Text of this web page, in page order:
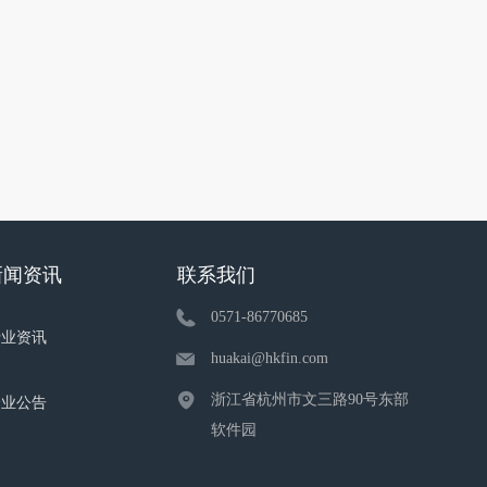
闻资讯
资讯
公告
0571-86770685
huakai@hkfin.com
浙江省杭州市文三路90号东部
软件园
联系我们